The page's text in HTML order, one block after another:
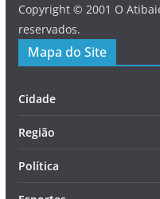
Copyright © 2001 O
reservados.
Mapa do Site
Cidade
Região
Política